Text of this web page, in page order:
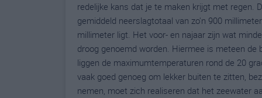
redelijke kans dat je te maken krijgt met regen.
gemiddeld neerslagtotaal van zo'n 900
millimeter ligt. Het voor- en najaar zijn wat
droog genoemd worden. Hiermee is meteen
liggen de maximumtemperaturen rond de 20
vaak goed genoeg om lekker buiten te zitten,
nemen, moet zich realiseren dat het zeewater